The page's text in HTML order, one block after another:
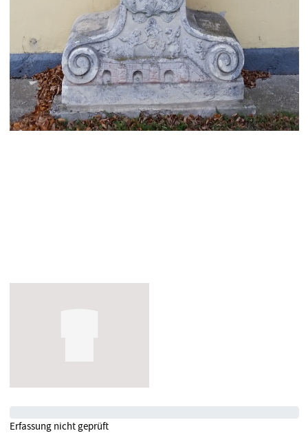
Erfassung nicht geprüft